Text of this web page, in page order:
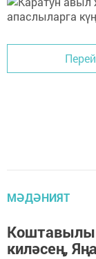
МӘДӘНИЯТ
Коштавылы
киләсең,